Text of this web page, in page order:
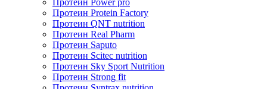
Протеин Protein Factory
Протеин QNT nutrition
Протеин Real Pharm
Протеин Saputo
Протеин Scitec nutrition
Протеин Sky Sport Nutrition
Протеин Strong fit